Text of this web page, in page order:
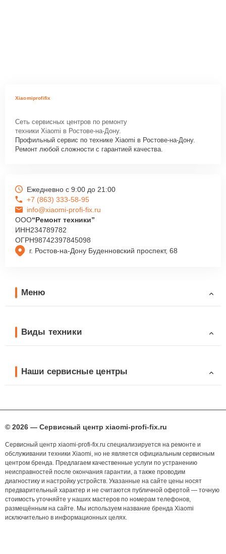
Xiaomiprofifix
Сеть сервисных центров по ремонту
техники Xiaomi в Ростове-на-Дону.
Профильный сервис по технике Xiaomi в Ростове-на-Дону.
Ремонт любой сложности с гарантией качества.
г. Ростов-на-Дону Буденновский проспект, 68
Ежедневно с 9:00 до 21:00
+7 (863) 333-58-95
info@xiaomi-profi-fix.ru
ООО“Ремонт техники”
ИНН234789782
ОГРН98742397845098
Меню
Виды техники
Наши сервисные центры
© 2026 — Сервисный центр xiaomi-profi-fix.ru
Сервисный центр xiaomi-profi-fix.ru специализируется на ремонте и
обслуживании техники Xiaomi, но не является официальным сервисным
центром бренда. Предлагаем качественные услуги по устранению
неисправностей после окончания гарантии, а также проводим
диагностику и настройку устройств. Указанные на сайте цены носят
предварительный характер и не считаются публичной офертой — точную
стоимость уточняйте у наших мастеров по номерам телефонов,
размещённым на сайте. Мы используем название бренда Xiaomi
исключительно в информационных целях.